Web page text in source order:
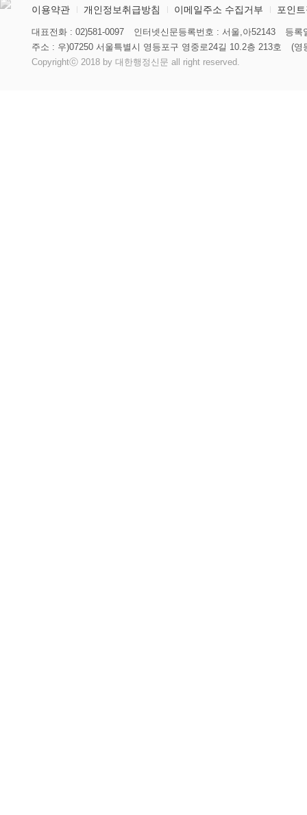
이용약관 개인정보취급방침 이메일주소 수집거부 포인
대표전화 : 02)581-0097 인터넷신문등록번호 : 서울,아52143
등록
주소 : 우)07250 서울특별시 영등포구 영중로24길 10.2층 213호
(영
Copyrightⓒ 2018 by 대한행정신문 all right reserved.